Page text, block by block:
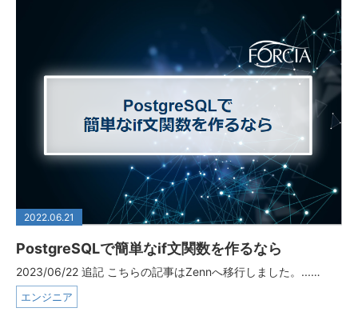
2022.06.21
PostgreSQLで簡単なif文関数を作るなら
2023/06/22 追記 こちらの記事はZennへ移行しました。...…
エンジニア